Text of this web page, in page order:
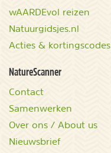
wAARDEvol reizen
Natuurgidsjes.nl
Acties & kortingscodes
NatureScanner
Contact
Samenwerken
Over ons / About us
Nieuwsbrief